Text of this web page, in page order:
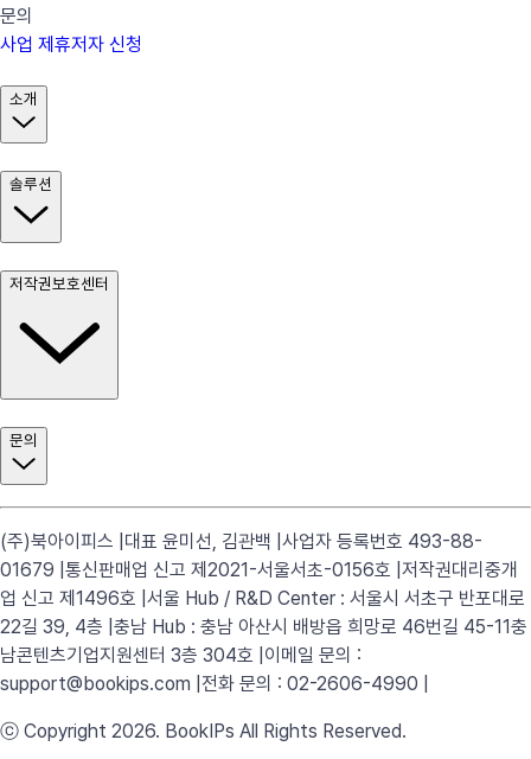
문의
사업 제휴저자 신청
소개
솔루션
저작권보호센터
문의
(주)북아이피스 | 대표 윤미선, 김관백 | 사업자 등록번호 493-88-
01679 | 통신판매업 신고 제2021-서울서초-0156호 | 저작권대리중개
업 신고 제1496호 | 서울 Hub / R&D Center : 서울시 서초구 반포대로
22길 39, 4층 | 충남 Hub : 충남 아산시 배방읍 희망로 46번길 45-11충
남콘텐츠기업지원센터 3층 304호 | 이메일 문의 :
support@bookips.com | 전화 문의 : 02-2606-4990 |
ⓒ Copyright 2026. BookIPs All Rights Reserved.